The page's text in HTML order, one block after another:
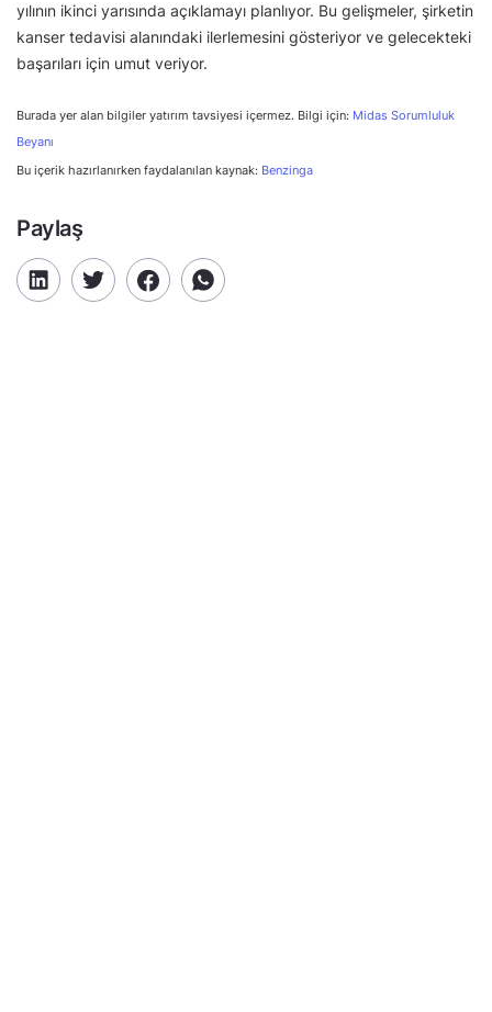
yılının ikinci yarısında açıklamayı planlıyor. Bu gelişmeler, şirketin
kanser tedavisi alanındaki ilerlemesini gösteriyor ve gelecekteki
başarıları için umut veriyor.
Burada yer alan bilgiler yatırım tavsiyesi içermez. Bilgi için: Midas Sorumluluk
Beyanı
Bu içerik hazırlanırken faydalanılan kaynak: Benzinga
Paylaş